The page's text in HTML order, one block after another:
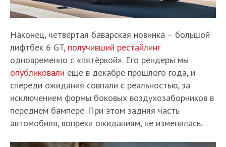
Наконец, четвёртая баварская новинка – большой
лифтбек 6 GT, получивший рестайлинг
одновременно с «пятёркой». Его рендеры мы
опубликовали ещё в декабре прошлого года, и
спереди ожидания совпали с реальностью, за
исключением формы боковых воздухозаборников в
переднем бампере. При этом задняя часть
автомобиля, вопреки ожиданиям, не изменилась.